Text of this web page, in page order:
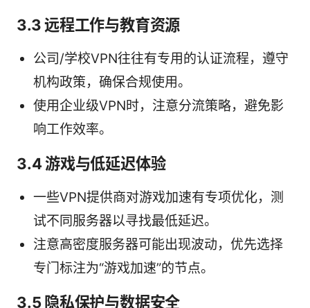
3.3 远程工作与教育资源
公司/学校VPN往往有专用的认证流程，遵守
机构政策，确保合规使用。
使用企业级VPN时，注意分流策略，避免影
响工作效率。
3.4 游戏与低延迟体验
一些VPN提供商对游戏加速有专项优化，测
试不同服务器以寻找最低延迟。
注意高密度服务器可能出现波动，优先选择
专门标注为“游戏加速”的节点。
3.5 隐私保护与数据安全